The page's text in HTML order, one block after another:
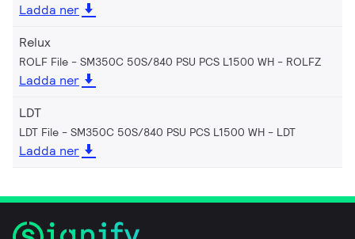
Ladda ner
Relux
ROLF File - SM350C 50S/840 PSU PCS L1500 WH ROLFZ
Ladda ner
LDT
LDT File - SM350C 50S/840 PSU PCS L1500 WH LDT
Ladda ner